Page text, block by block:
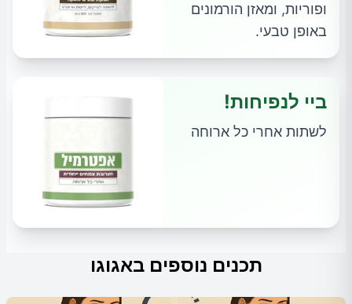
ופוריות, ומאזן הורמונים
באופן טבעי.
ביי לנפיחות!
לשתות אחרי כל ארוחה
תכנים נוספים באגוגו